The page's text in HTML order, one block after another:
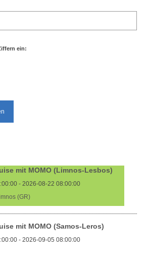
ein:
mit MOMO (Limnos-Lesbos)
- 2026-08-22 08:00:00
(GR)
mit MOMO (Samos-Leros)
- 2026-09-05 08:00:00